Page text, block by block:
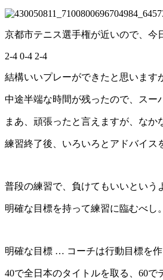
京都市テニス選手権が近いので、今
2-4 0-4 2-4
結構いいプレーができたと思いま
中途半端な時間が残ったので、スー
まあ、頑張ったと言えますが、な
練習終了後、いろいろとアドバイス
普段の練習で、負けてもいいという
明確な目標を持って練習に臨むべし。
明確な目標 … コーチは行動目標を
40で全日本のタイトルを取る、60